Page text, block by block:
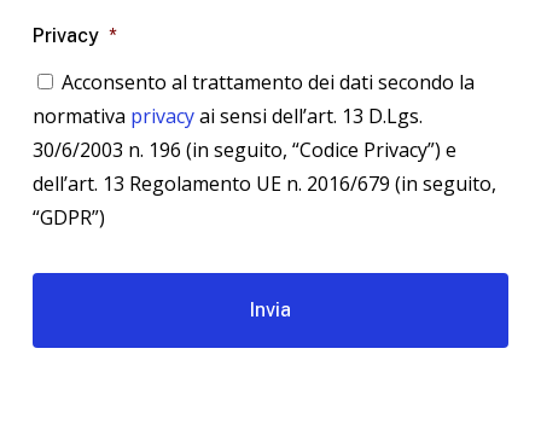
Privacy *
Acconsento al trattamento dei dati secondo la
normativa privacyai sensi dell’art. 13 D.Lgs.
30/6/2003 n. 196 (in seguito, “Codice Privacy”) e
dell’art. 13 Regolamento UE n. 2016/679 (in seguito,
“GDPR”)